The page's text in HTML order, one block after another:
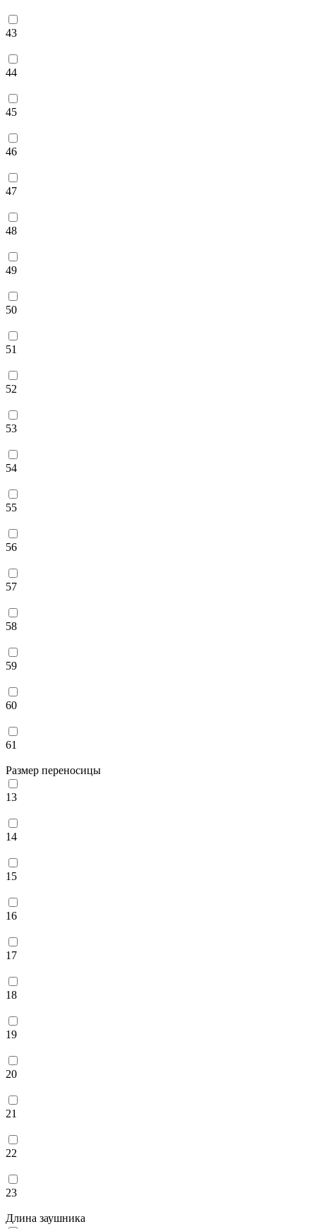
43
44
45
46
47
48
49
50
51
52
53
54
55
56
57
58
59
60
61
Размер переносицы
13
14
15
16
17
18
19
20
21
22
23
Длина заушника